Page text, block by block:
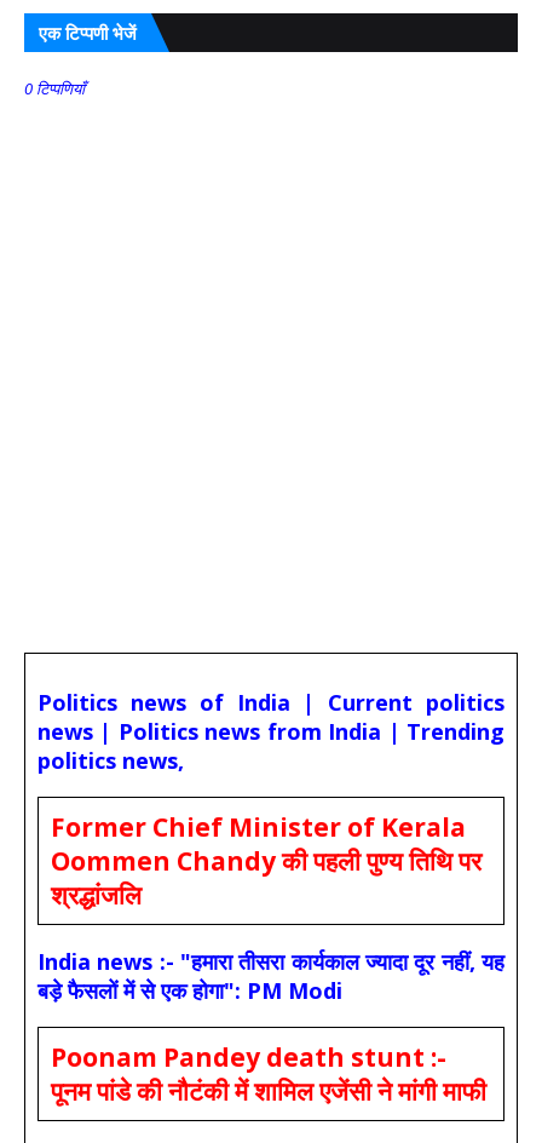
एक टिप्पणी भेजें
0 टिप्पणियाँ
Politics news of India | Current politics
news | Politics news from India | Trending
politics news,
Former Chief Minister of Kerala
Oommen Chandy की पहली पुण्य तिथि पर
श्रद्धांजलि
India news :- "हमारा तीसरा कार्यकाल ज्यादा दूर नहीं, यह
बड़े फैसलों में से एक होगा": PM Modi
Poonam Pandey death stunt :-
पूनम पांडे की नौटंकी में शामिल एजेंसी ने मांगी माफी